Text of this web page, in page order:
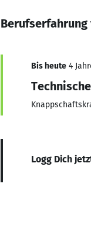
Berufserfahrung
Bis heute 4
Logg Dich